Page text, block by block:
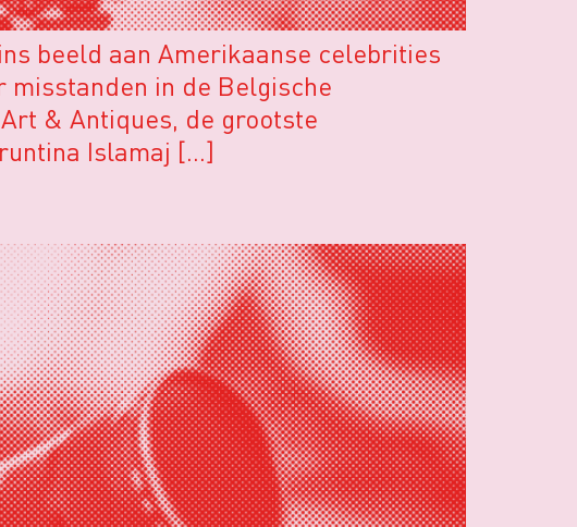
beeld aan Amerikaanse celebrities
misstanden in de Belgische
& Antiques, de grootste
Islamaj […]